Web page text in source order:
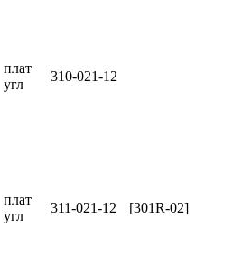
плат
угл
310-021-12
плат
угл
311-021-12 [301R-02]